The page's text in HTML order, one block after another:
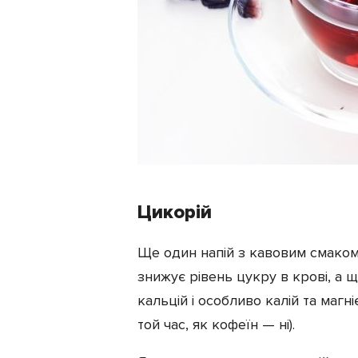
Цикорій
Ще один напій з кавовим
знижує рівень цукру в крові, а
кальцій і особливо калій та
той час, як кофеїн — ні).